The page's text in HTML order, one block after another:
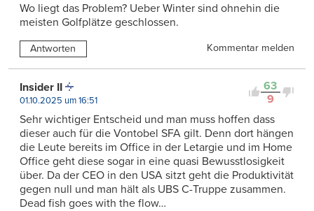
Wo liegt das Problem? Ueber Winter sind ohnehin die
meisten Golfplätze geschlossen.
Antworten Kommentar melden
63
9
Insider II
01.10.2025 um 16:51
Sehr wichtiger Entscheid und man muss hoffen dass
dieser auch für die Vontobel SFA gilt. Denn dort hängen
die Leute bereits im Office in der Letargie und im Home
Office geht diese sogar in eine quasi Bewusstlosigkeit
über. Da der CEO in den USA sitzt geht die Produktivität
gegen null und man hält als UBS C-Truppe zusammen.
Dead fish goes with the flow…